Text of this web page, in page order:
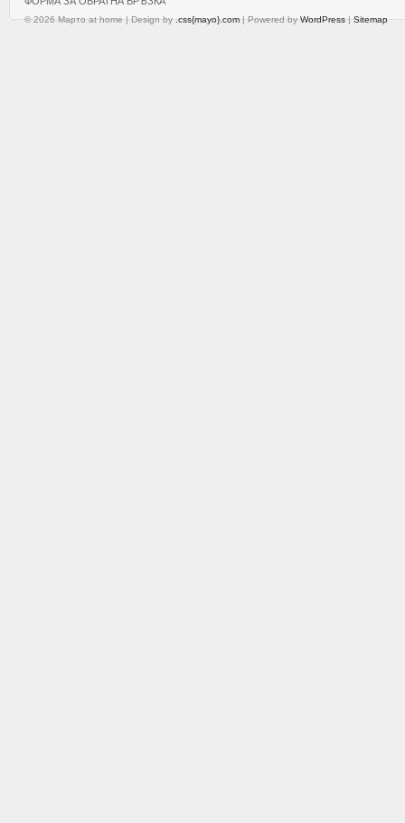
© 2026 Марто at home | Design by.css{mayo}.com| Powered byWordPress|Sitemap